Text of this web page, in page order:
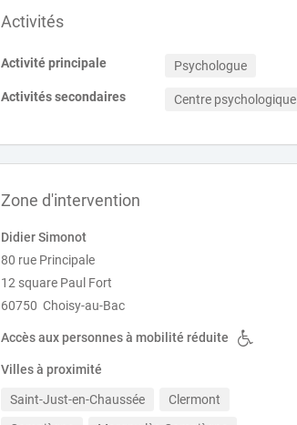
Activités
Activité principale Psychologue
Activités secondaires Centre psychologique
Zone d'intervention
Didier Simonot
80 rue Principale
12 square Paul Fort
60750 Choisy-au-Bac
Accès aux personnes à mobilité réduite
Villes à proximité
Saint-Just-en-Chaussée
Clermont